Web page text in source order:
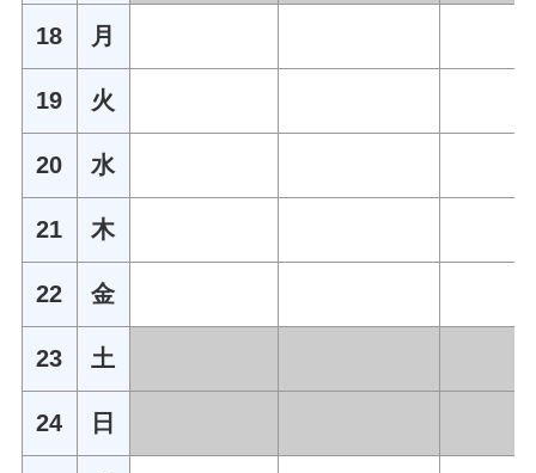
18 月
19 火
20 水
21 木
22 金
23 土
24 日